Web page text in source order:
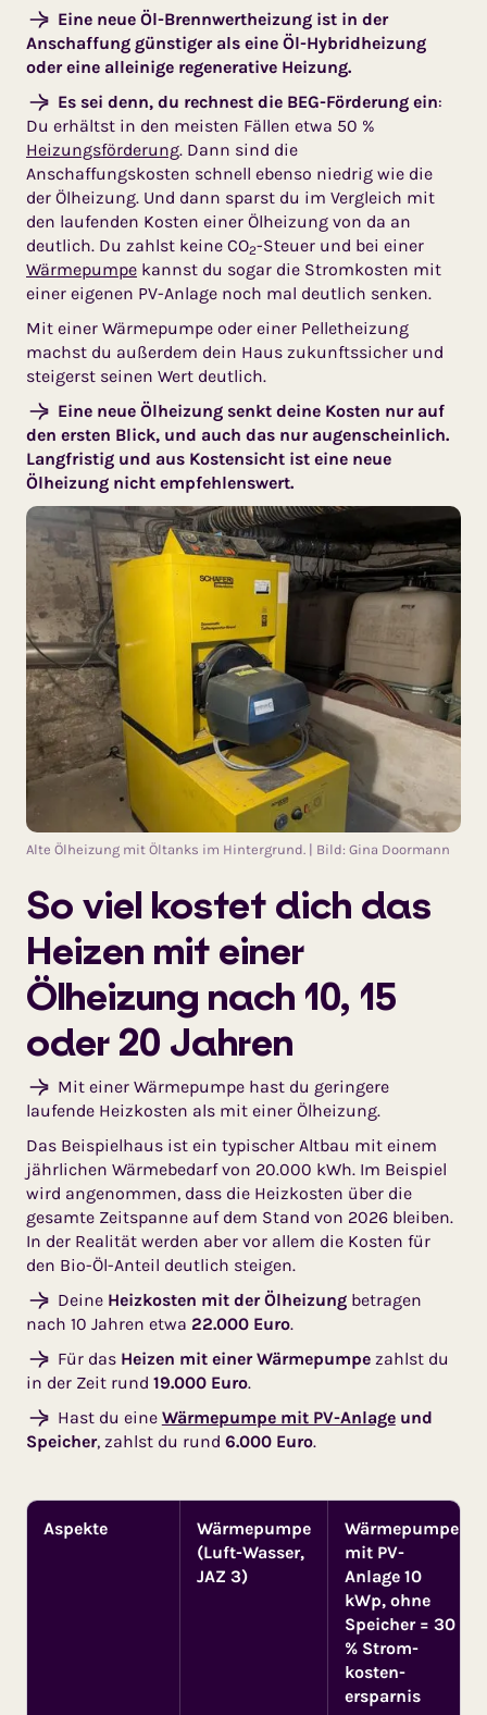
Eine neue Öl-Brennwertheizung ist in der
Anschaffung günstiger als eine Öl-Hybridheizung
oder eine alleinige regenerative Heizung.
Es sei denn, du rechnest die BEG-Förderung ein:
Du erhältst in den meisten Fällen etwa 50 %
Heizungsförderung. Dann sind die
Anschaffungskosten schnell ebenso niedrig wie die
der Ölheizung. Und dann sparst du im Vergleich mit
den laufenden Kosten einer Ölheizung von da an
deutlich. Du zahlst keine CO2-Steuer und bei einer
Wärmepumpe kannst du sogar die Stromkosten mit
einer eigenen PV-Anlage noch mal deutlich senken.
Mit einer Wärmepumpe oder einer Pelletheizung
machst du außerdem dein Haus zukunftssicher und
steigerst seinen Wert deutlich.
Eine neue Ölheizung senkt deine Kosten nur auf
den ersten Blick, und auch das nur augenscheinlich.
Langfristig und aus Kostensicht ist eine neue
Ölheizung nicht empfehlenswert.
Alte Ölheizung mit Öltanks im Hintergrund. | Bild: Gina Doormann
So viel kostet dich das
Heizen mit einer
Ölheizung nach 10, 15
oder 20 Jahren
Mit einer Wärmepumpe hast du geringere
laufende Heizkosten als mit einer Ölheizung.
Das Beispielhaus ist ein typischer Altbau mit einem
jährlichen Wärmebedarf von 20.000 kWh. Im Beispiel
wird angenommen, dass die Heizkosten über die
gesamte Zeitspanne auf dem Stand von 2026 bleiben.
In der Realität werden aber vor allem die Kosten für
den Bio-Öl-Anteil deutlich steigen.
Deine Heizkosten mit der Ölheizungbetragen
nach 10 Jahren etwa 22.000 Euro.
Für das Heizen mit einer Wärmepumpezahlst du
in der Zeit rund 19.000 Euro.
Hast du eine Wärmepumpe mit PV-Anlageund
Speicher, zahlst du rund 6.000 Euro.
Aspekte
Wärmepumpe
(Luft-Wasser,
JAZ 3)
Wärmepumpe
mit PV-
Anlage 10
kWp, ohne
Speicher = 30
% Strom­
kosten­
ersparnis